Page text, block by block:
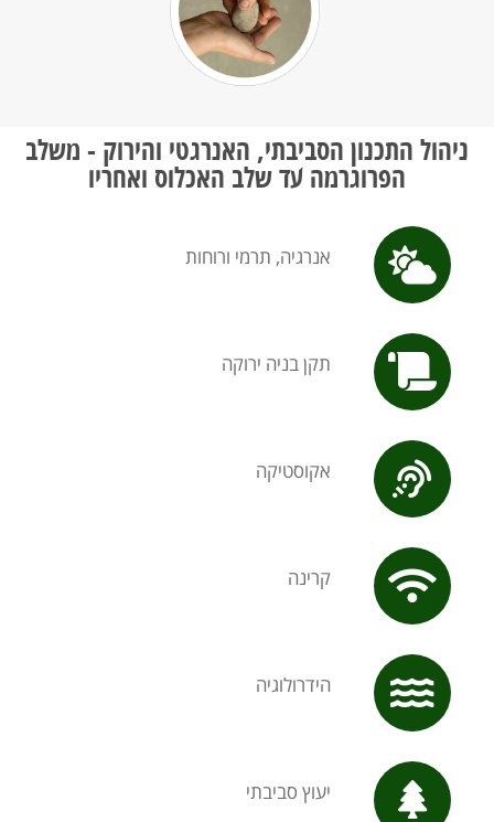
ניהול התכנון הסביבתי, האנרגטי והירוק - משלב
הפרוגרמה עד שלב האכלוס ואחריו​​
אנרגיה, תרמי ורוחות
תקן בניה ירוקה
אקוסטיקה
קרינה
הידרולוגיה
יעוץ סביבתי